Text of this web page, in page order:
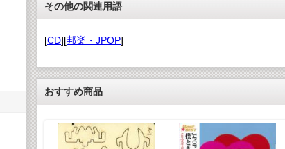
その他の関連用語
[CD][邦楽・JPOP]
おすすめ商品